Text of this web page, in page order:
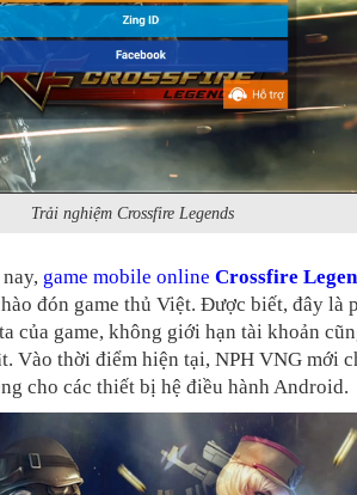
Trải nghiệm Crossfire Legends
game mobile online Crossfire
đón game thủ Việt. Được biết, đây là
của game, không giới hạn tài khoản
Vào thời điểm hiện tại, NPH VNG mới
cho các thiết bị hệ điều hành Android.